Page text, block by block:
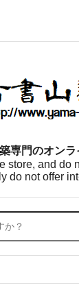
専門のオン
store, and do
do not offer